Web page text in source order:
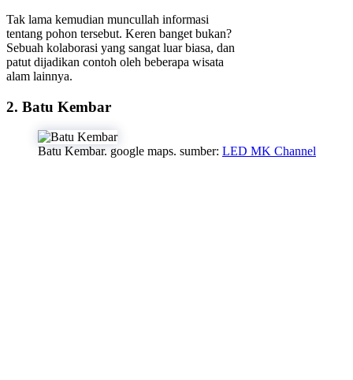
Tak lama kemudian muncullah informasi
tentang pohon tersebut. Keren banget bukan?
Sebuah kolaborasi yang sangat luar biasa, dan
patut dijadikan contoh oleh beberapa wisata
alam lainnya.
2. Batu Kembar
Batu Kembar. google maps. sumber: LED MK Channel